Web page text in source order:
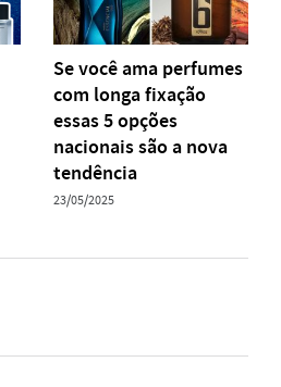
Se você ama perfumes
com longa fixação
essas 5 opções
nacionais são a nova
tendência
23/05/2025